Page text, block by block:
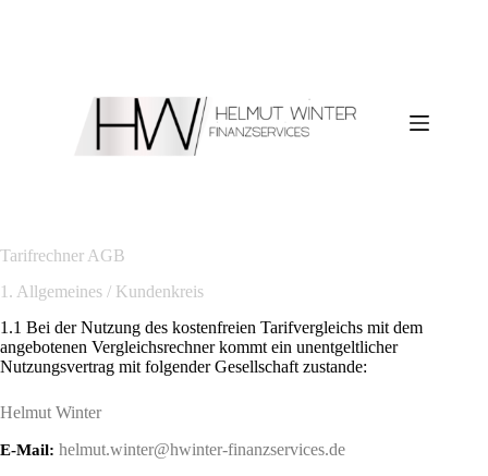
Tarifrechner AGB
1. Allgemeines / Kundenkreis
1.1 Bei der Nutzung des kostenfreien Tarifvergleichs mit dem
angebotenen Vergleichsrechner kommt ein unentgeltlicher
Nutzungsvertrag mit folgender Gesellschaft zustande:
Helmut Winter
E-Mail: helmut.winter@hwinter-finanzservices.de